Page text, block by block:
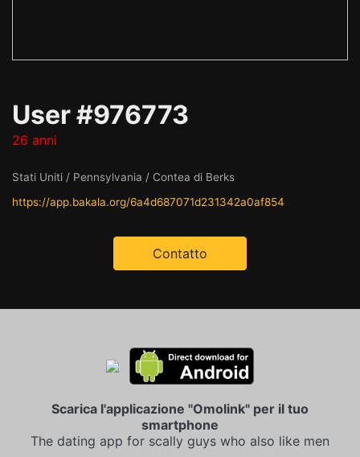
User #976773
26 anni
Stati Uniti / Pennsylvania / Contea di Berks
https://app.bakala.org/6a4d687071d231342a0af854
Contatto
Scarica l'applicazione "Omolink" per il tuo
smartphone
The dating app for scally guys who also like men